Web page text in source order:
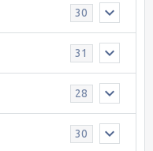
30
31
28
30